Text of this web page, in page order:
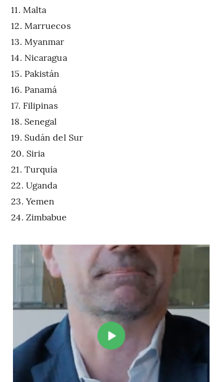
Malta
Marruecos
Myanmar
Nicaragua
Pakistán
Panamá
Filipinas
Senegal
Sudán del Sur
Siria
Turquía
Uganda
Yemen
Zimbabue